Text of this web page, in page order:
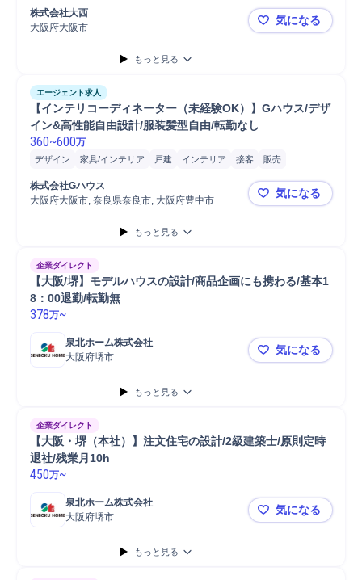
家具
インテリア
店舗運営
スタッフ 家具/インテリア
店舗
株式会社大西
大阪府大阪市
【大阪／正
気になる
もっと見る
エージェント求人
【インテリコーディネーター（未経験OK）】Gハウス/デザ
イン&高性能自由設計/服装髪型自由/転勤なし
360~600万
デザイン 家具/インテリア 戸建 インテリア 接客 販売
株式会社Gハウス
大阪府大阪市, 奈良県奈良市, 大阪府豊中市
【インテリ
気になる
もっと見る
企業ダイレクト
【大阪/堺】モデルハウスの設計/商品企画にも携わる/基本1
8：00退勤/転勤無
378万~
泉北ホーム株式会社
大阪府堺市
【大阪/堺】
気になる
もっと見る
企業ダイレクト
【大阪・堺（本社）】注文住宅の設計/2級建築士/原則定時
退社/残業月10h
450万~
泉北ホーム株式会社
大阪府堺市
【大阪・堺
気になる
もっと見る